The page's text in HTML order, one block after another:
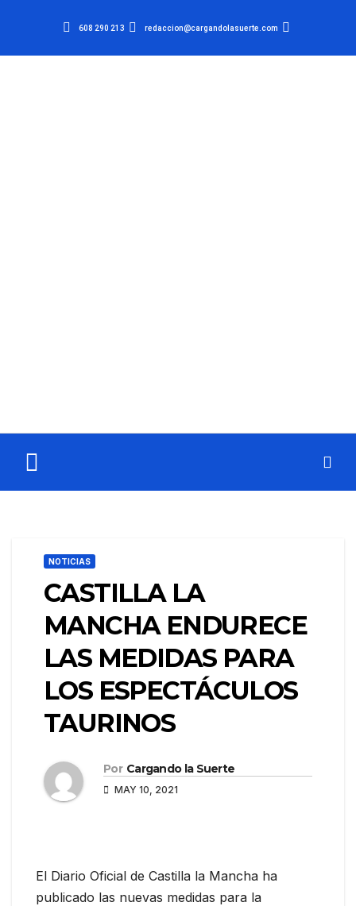
608 290 213 redaccion@cargandolasuerte.com
NOTICIAS
CASTILLA LA
MANCHA ENDURECE
LAS MEDIDAS PARA
LOS ESPECTÁCULOS
TAURINOS
Por Cargando la Suerte
MAY 10, 2021
El Diario Oficial de Castilla la Mancha ha
publicado las nuevas medidas para la